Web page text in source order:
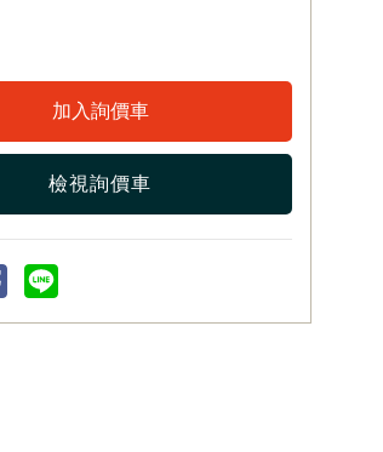
檢視詢價車